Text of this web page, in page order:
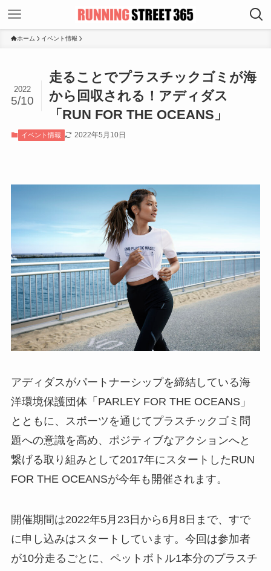
ホーム イベント情報
走ることでプラスチックゴミが海
から回収される！アディダス
「RUN FOR THE OCEANS」
2022
5/10
イベント情報 2022年5月10日
アディダスがパートナーシップを締結している海
洋環境保護団体「PARLEY FOR THE OCEANS」
とともに、スポーツを通じてプラスチックゴミ問
題への意識を高め、ポジティブなアクションへと
繋げる取り組みとして2017年にスタートしたRUN
FOR THE OCEANSが今年も開催されます。
開催期間は2022年5月23日から6月8日まで、すで
に申し込みはスタートしています。今回は参加者
が10分走るごとに、ペットボトル1本分のプラスチ